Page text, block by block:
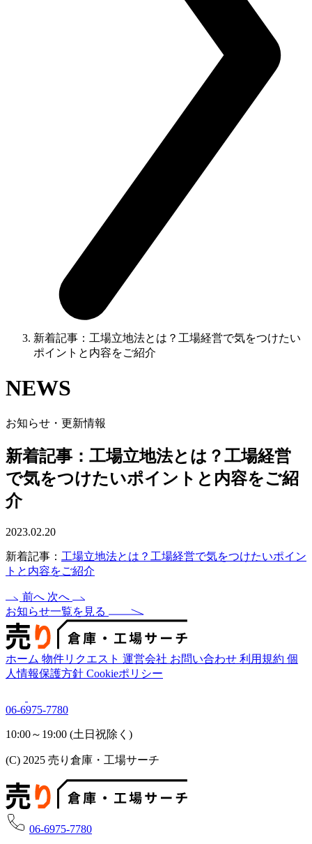
新着記事：工場立地法とは？工場経営で気をつけたい
ポイントと内容をご紹介
NEWS
お知らせ・更新情報
新着記事：工場立地法とは？工場経営
で気をつけたいポイントと内容をご紹
介
2023.02.20
新着記事： 工場立地法とは？工場経営で気をつけたいポイン
トと内容をご紹介
前へ 次へ
お知らせ一覧を見る
ホーム 物件リクエスト 運営会社 お問い合わせ 利用規約 個
人情報保護方針 Cookieポリシー
06-6975-7780
10:00～19:00 (土日祝除く)
(C) 2025 売り倉庫・工場サーチ
06-6975-7780